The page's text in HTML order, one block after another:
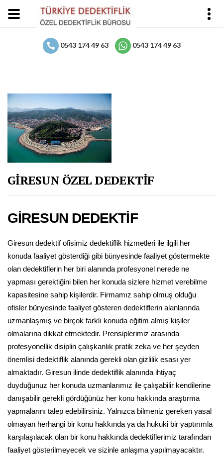
0543 174 49 63 0543 174 49 63
GİRESUN ÖZEL DEDEKTİF
GİRESUN DEDEKTİF
Giresun dedektif ofisimiz dedektiflik hizmetleri ile ilgili her
konuda faaliyet gösterdiği gibi bünyesinde faaliyet göstermekte
olan dedektiflerin her biri alanında profesyonel nerede ne
yapması gerektiğini bilen her konuda sizlere hizmet verebilme
kapasitesine sahip kişilerdir. Firmamız sahip olmuş olduğu
ofisler bünyesinde faaliyet gösteren dedektiflerin alanlarında
uzmanlaşmış ve birçok farklı konuda eğitim almış kişiler
olmalarına dikkat etmektedir. Prensiplerimiz arasında
profesyonellik disiplin çalışkanlık pratik zeka ve her şeyden
önemlisi dedektiflik alanında gerekli olan gizlilik esası yer
almaktadır. Giresun ilinde dedektiflik alanında ihtiyaç
duyduğunuz her konuda uzmanlarımız ile çalışabilir kendilerine
danışabilir gerekli gördüğünüz her konu hakkında araştırma
yapmalarını talep edebilirsiniz. Yalnızca bilmeniz gereken yasal
olmayan herhangi bir konu hakkında ya da hukuki bir yaptırımla
karşılaşılacak olan bir konu hakkında dedektiflerimiz tarafından
faaliyet gösterilmeyecek ve sizinle anlaşma yapılmayacaktır.